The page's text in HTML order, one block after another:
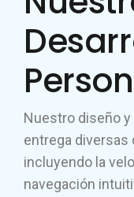
Nuestro diseño
entrega
incluyendo la
navegación